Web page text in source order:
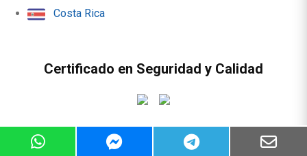
Costa Rica
Certificado en Seguridad y Calidad